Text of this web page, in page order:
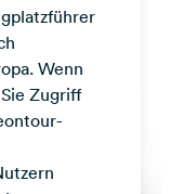
Wenn
Zugriff